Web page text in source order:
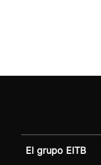
El grupo EITB